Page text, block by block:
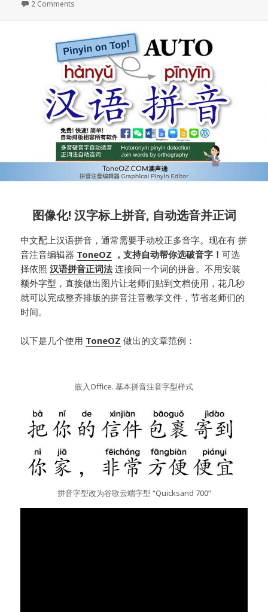
on
2 Comments
图像化! 汉字标上拼音, 自动选音并正词
中文配上汉语拼音，通常需要手动校正多音字。现在有 拼
音注音编辑器 ToneOZ ，支持自动帮你选破音字！可选
择依照汉语拼音正词法连接同一个词的拼音。不用安装
额外字型，直接做出图片让老师们贴到文档使用，花几秒
就可以完成整齐排版的拼音注音教学文件，节省老师们的
时间。
以下是几个使用 ToneOZ 做出的文章范例：
嵌入Office. 基本拼音注音字型样式
拼音字型改为谷歌云端字型 “Quicksand 700”